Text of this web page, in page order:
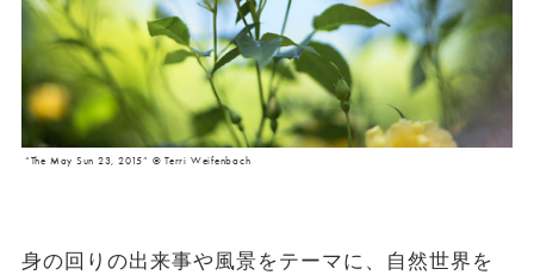
“The May Sun 23, 2015” © Terri Weifenbach
身の回りの出来事や風景をテーマに、自然世界を